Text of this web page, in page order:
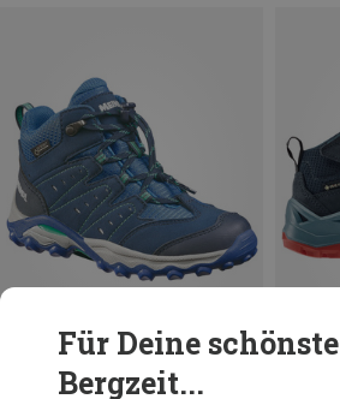
Du sparst bis 12%
Für Deine schönste
Bergzeit...